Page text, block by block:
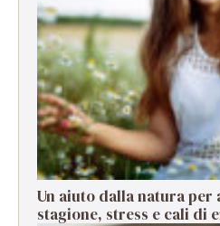
Un aiuto dalla natura
stagione, stress e cali di